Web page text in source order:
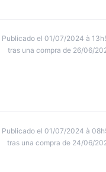
Publicado el 01/07/2024 à
tras una compra de 26/06/
Publicado el 01/07/2024 à
tras una compra de 24/06/